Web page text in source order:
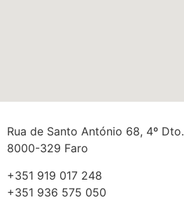
Rua de Santo António 68, 4º Dto.
8000-329 Faro
+351 919 017 248
+351 936 575 050